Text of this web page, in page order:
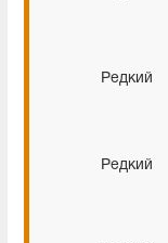
Редкий
Редкий